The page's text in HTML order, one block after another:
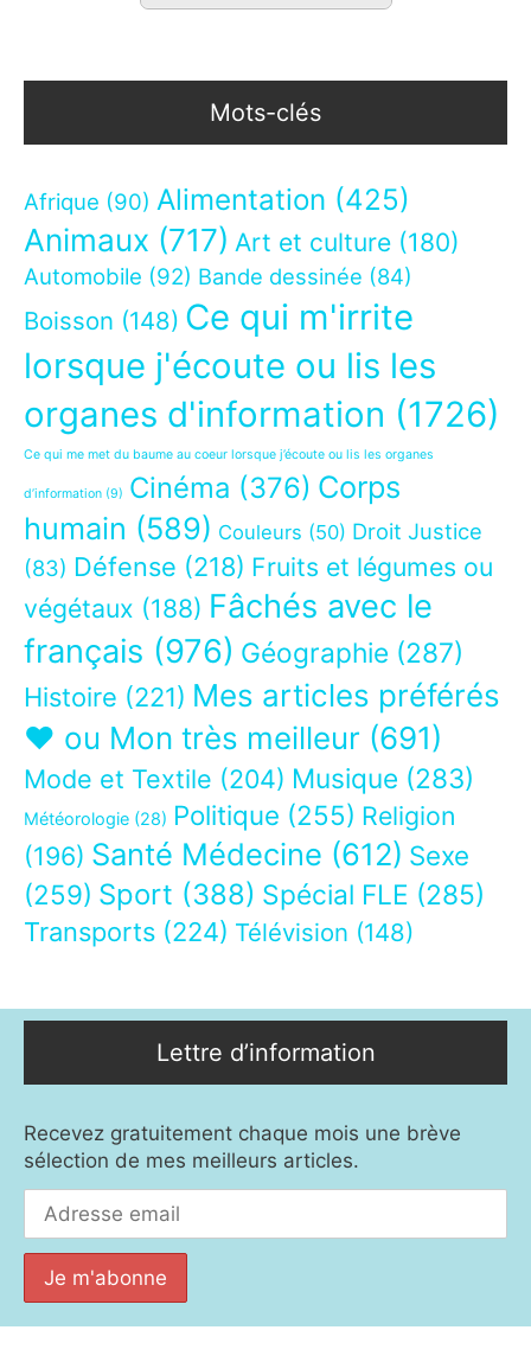
Mots-clés
Afrique (90) Alimentation (425)
Animaux (717) Art et culture (180)
Automobile (92) Bande dessinée (84)
Boisson (148) Ce qui m'irrite
lorsque j'écoute ou lis les
organes d'information (1726)
Ce qui me met du baume au coeur lorsque j’écoute ou lis les organes
d’information (9) Cinéma (376) Corps
humain (589) Couleurs (50) Droit Justice
(83) Défense (218) Fruits et légumes ou
végétaux (188) Fâchés avec le
français (976) Géographie (287)
Histoire (221) Mes articles préférés
❤ ou Mon très meilleur (691)
Mode et Textile (204) Musique (283)
Météorologie (28) Politique (255) Religion
(196) Santé Médecine (612) Sexe
(259) Sport (388) Spécial FLE (285)
Transports (224) Télévision (148)
Lettre d’information
Recevez gratuitement chaque mois une brève
sélection de mes meilleurs articles.